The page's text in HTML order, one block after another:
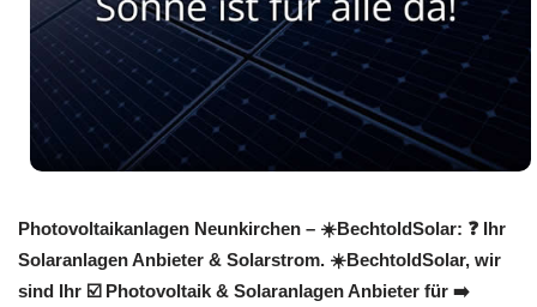
Photovoltaikanlagen Neunkirchen – ☀️BechtoldSolar: ❓️ Ihr
Solaranlagen Anbieter & Solarstrom. ☀️BechtoldSolar, wir
sind Ihr ☑️ Photovoltaik & Solaranlagen Anbieter für ➡️